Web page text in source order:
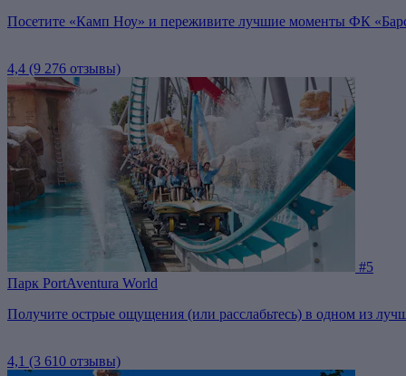
Посетите «Камп Ноу» и переживите лучшие моменты ФК
4,4 (9 276 отзывы)
#5
Парк PortAventura World
Получите острые ощущения (или расслабьтесь) в одном из
4,1 (3 610 отзывы)